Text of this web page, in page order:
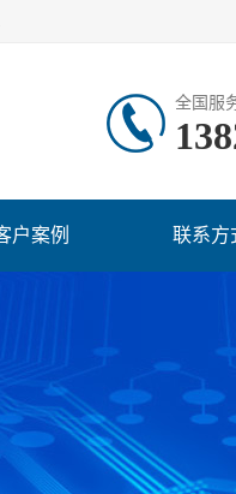
全国服
户案例 联系方